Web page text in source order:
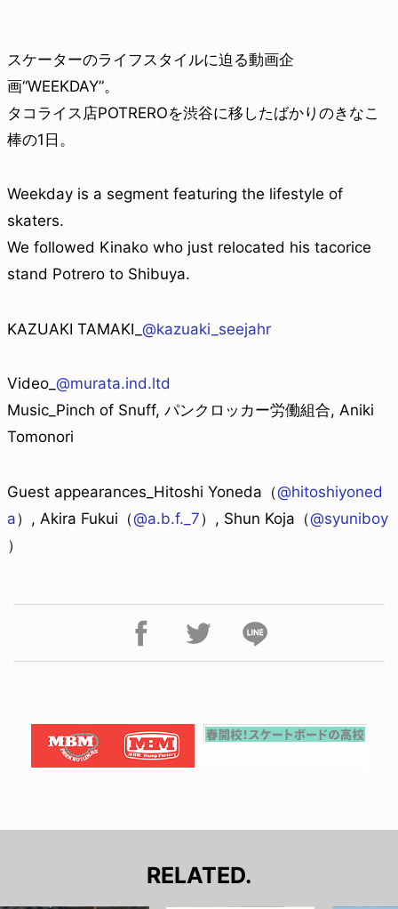
スケーターのライフスタイルに迫る動画企
画“WEEKDAY”。
タコライス店POTREROを渋谷に移したばかりのきなこ
棒の1日。
Weekday is a segment featuring the lifestyle of
skaters.
We followed Kinako who just relocated his tacorice
stand Potrero to Shibuya.
KAZUAKI TAMAKI_ @kazuaki_seejahr
Video_ @murata.ind.ltd
Music_Pinch of Snuff, パンクロッカー労働組合, Aniki
Tomonori
Guest appearances_Hitoshi Yoneda（@hitoshiyoned
a）, Akira Fukui（@a.b.f._7）, Shun Koja（@syuniboy
）
RELATED.